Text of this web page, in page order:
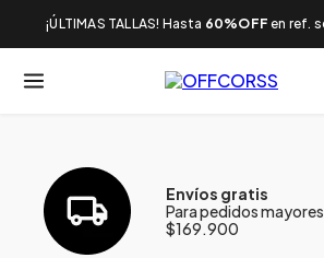
¡ÚLTIMAS TALLAS! Hasta 60%OFF en ref.
Envíos gratis
Para pedidos
$169.900